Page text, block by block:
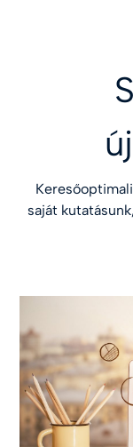
saját